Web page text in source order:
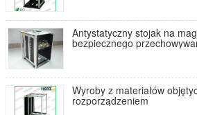
Antystatyczny stojak na
bezpiecznego
Wyroby z materiałów
rozporządzeniem